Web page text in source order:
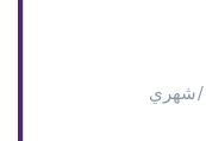
/شهري